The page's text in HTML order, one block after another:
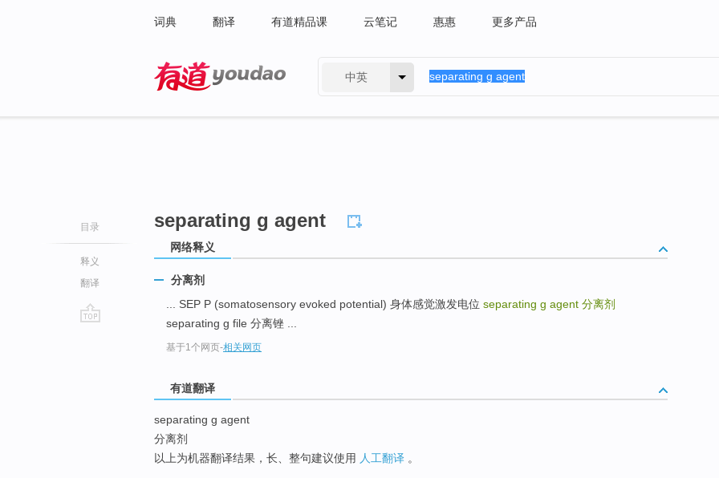
词典 翻译 有道精品课 云笔记 惠惠 更多产品
中英
目录
释义
翻译
separating g agent
网络释义
分离剂
... SEP P (somatosensory evoked potential) 身体感觉激发电位 separating g agent 分离剂
separating g file 分离锉 ...
基于1个网页-相关网页
有道翻译
separating g agent
分离剂
以上为机器翻译结果，长、整句建议使用 人工翻译 。